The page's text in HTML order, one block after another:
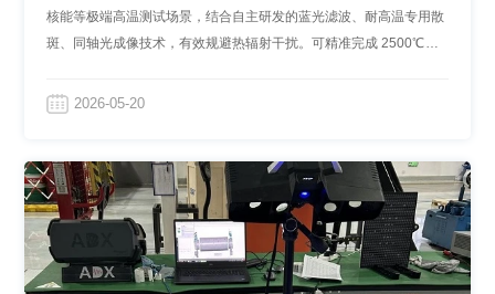
核能等极端高温测试场景，结合自主研发的蓝光滤波、耐高温专用散
斑、同轴光成像技术，有效规避热辐射干扰。可精准完成 2500℃以
靠，实测结果与仿真误差≤5%，可助力热结构损伤研判与构件服役寿
2026-05-20